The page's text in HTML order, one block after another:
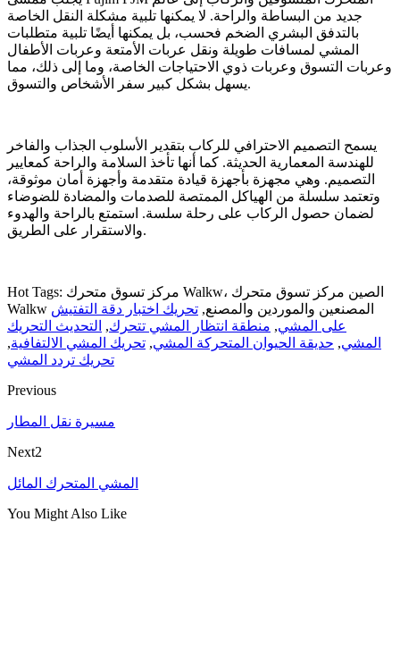
جديد من البساطة والراحة. لا يمكنها تلبية مشكلة النقل الخاصة
بالتدفق البشري الضخم فحسب، بل يمكنها أيضًا تلبية متطلبات
المشي لمسافات طويلة ونقل عربات الأمتعة وعربات الأطفال
وعربات التسوق وعربات ذوي الاحتياجات الخاصة، وما إلى ذلك، مما
يسهل بشكل كبير سفر الأشخاص والتسوق.
يسمح التصميم الاحترافي للركاب بتقدير الأسلوب الجذاب والفاخر
للهندسة المعمارية الحديثة. كما أنها تأخذ السلامة والراحة كمعايير
التصميم. وهي مجهزة بأجهزة قيادة متقدمة وأجهزة أمان موثوقة،
وتعتمد سلسلة من الهياكل الممتصة للصدمات والمضادة للضوضاء
لضمان حصول الركاب على رحلة سلسة. استمتع بالراحة والهدوء
والاستقرار على الطريق.
Hot Tags: مركز تسوق متحرك Walkw، الصين مركز تسوق متحرك
Walkw المصنعين والموردين والمصنع, تحريك اختبار دقة التفتيش
على المشي, منطقة انتظار المشي تتحرك, التحديث التحريك
المشي, حديقة الحيوان المتحركة المشي, تحريك المشي الالتفافية,
تحريك تردد المشي
Previous
مسيرة نقل المطار
Next2
المشي المتحرك المائل
You Might Also Like